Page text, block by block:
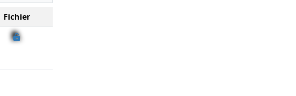
Fichier